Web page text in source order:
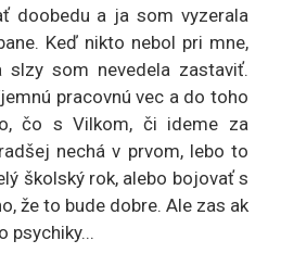
doobedu a ja som vyzerala
Keď nikto nebol pri mne,
som nevedela zastaviť.
pracovnú vec a do toho
čo s Vilkom, či ideme za
nechá v prvom, lebo to
školský rok, alebo bojovať s
že to bude dobre. Ale zas ak
psychiky...